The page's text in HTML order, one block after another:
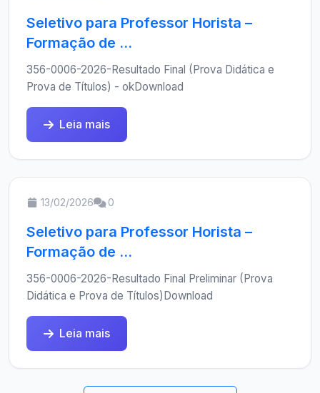
Seletivo para Professor Horista –
Formação de ...
356-0006-2026-Resultado Final (Prova Didática e
Prova de Títulos) - okDownload
Leia mais
13/02/2026 0
Seletivo para Professor Horista –
Formação de ...
356-0006-2026-Resultado Final Preliminar (Prova
Didática e Prova de Títulos)Download
Leia mais